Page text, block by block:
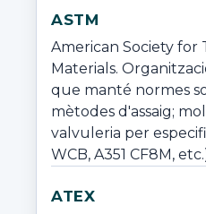
ASTM
American Society for
Materials.
que manté normes
mètodes d'assaig;
valvuleria per
WCB, A351 CF8M,
ATEX